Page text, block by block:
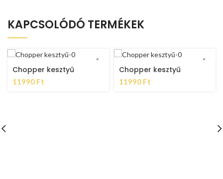
KAPCSOLÓDÓ TERMÉKEK
Chopper kesztyű
11990 Ft
Chopper kesztyű
11990 Ft